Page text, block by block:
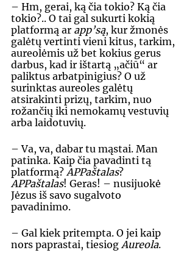
– Hm, gerai, ką čia tokio? Ką čia
tokio?.. O tai gal sukurti kokią
platformą ar app’są, kur žmonės
galėtų vertinti vieni kitus, tarkim,
aureolėmis už bet kokius gerus
darbus, kad ir ištartą „ačiū“ ar
paliktus arbatpinigius? O už
surinktas aureoles galėtų
atsirakinti prizų, tarkim, nuo
rožančių iki nemokamų vestuvių
arba laidotuvių.
– Va, va, dabar tu mąstai. Man
patinka. Kaip čia pavadinti tą
platformą? APPaštalas?
APPaštalas! Geras! – nusijuokė
Jėzus iš savo sugalvoto
pavadinimo.
– Gal kiek pritempta. O jei kaip
nors paprastai, tiesiog Aureola.